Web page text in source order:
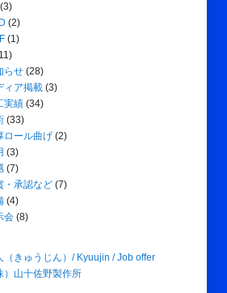
(3)
(2)
(1)
らせ (28)
ィア掲載 (3)
実績 (34)
(33)
ロール曲げ (2)
(3)
(7)
・承認など (7)
(4)
会 (8)
（きゅうじん）/ Kyuujin / Job offer
）山十佐野製作所